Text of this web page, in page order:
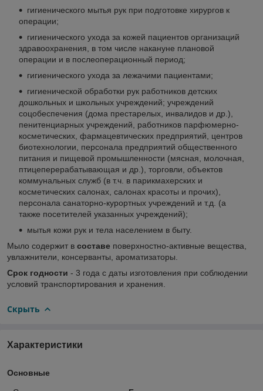
гигиенического мытья рук при подготовке хирургов к
операции;
гигиенического ухода за кожей пациентов организаций
здравоохранения, в том числе накануне плановой
операции и в послеоперационный период;
гигиенического ухода за лежачими пациентами;
гигиенической обработки рук работников детских
дошкольных и школьных учреждений; учреждений
соцобеспечения (дома престарелых, инвалидов и др.),
пенитенциарных учреждений, работников парфюмерно-
косметических, фармацевтических предприятий, центров
биотехнологии, персонала предприятий общественного
питания и пищевой промышленности (мясная, молочная,
птицеперерабатывающая и др.), торговли, объектов
коммунальных служб (в т.ч. в парикмахерских и
косметических салонах, салонах красоты и прочих),
персонала санаторно-курортных учреждений и т.д. (а
также посетителей указанных учреждений);
мытья кожи рук и тела населением в быту.
Мыло содержит в составе поверхностно-активные вещества,
увлажнители, консерванты, ароматизаторы.
Срок годности - 3 года с даты изготовления при соблюдении
условий транспортирования и хранения.
Скрыть
Характеристики
Основные